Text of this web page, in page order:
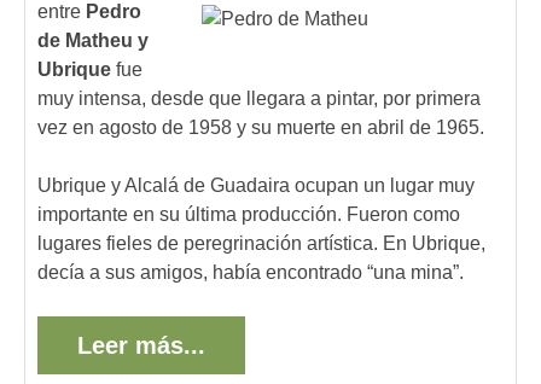
entre Pedro
de Matheu y
Ubrique fue
muy intensa, desde que llegara a pintar, por primera
vez en agosto de 1958 y su muerte en abril de 1965.
Ubrique y Alcalá de Guadaira ocupan un lugar muy
importante en su última producción. Fueron como
lugares fieles de peregrinación artística. En Ubrique,
decía a sus amigos, había encontrado “una mina”.
Leer más...